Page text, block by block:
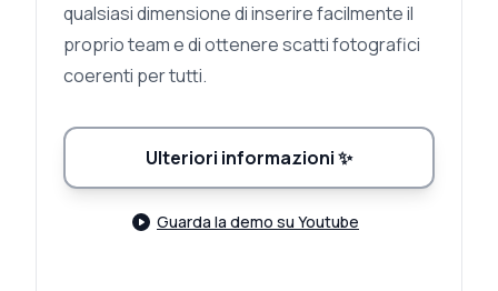
qualsiasi dimensione di inserire facilmente il
proprio team e di ottenere scatti fotografici
coerenti per tutti.
Ulteriori informazioni✨
Guarda la demo su Youtube